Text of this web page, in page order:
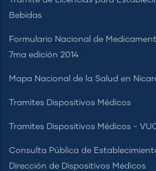
Bebidas
Formulario Nacional de
7ma edición 2014
Mapa Nacional de la Salud en
Tramites Dispositivos Médicos
Tramites Dispositivos Médicos -
Consulta Pública de
Dirección de Dispositivos Médicos